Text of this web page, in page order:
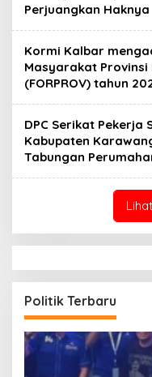
Perjuangkan Haknya
Kormi Kalbar
Masyarakat
(FORPROV) tahun
DPC Serikat Pekerja
Kabupaten
Tabungan
Politik Terbaru